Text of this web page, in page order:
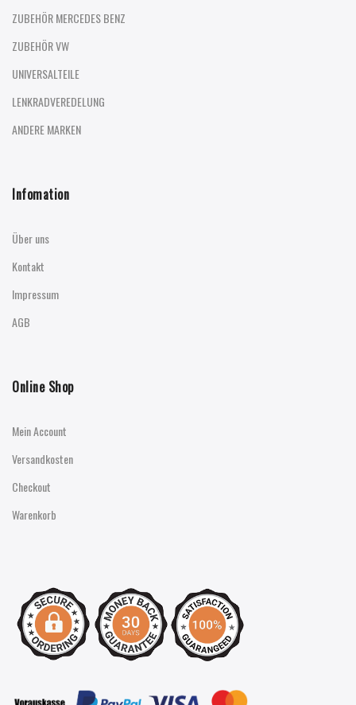
ZUBEHÖR MERCEDES BENZ
ZUBEHÖR VW
UNIVERSALTEILE
LENKRADVEREDELUNG
ANDERE MARKEN
Infomation
Über uns
Kontakt
Impressum
AGB
Online Shop
Mein Account
Versandkosten
Checkout
Warenkorb